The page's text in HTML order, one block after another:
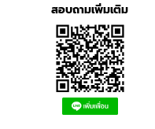
สอบถามเพิ่มเติม